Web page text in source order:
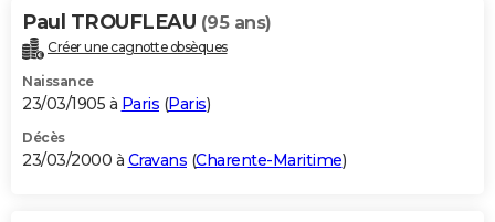
Paul TROUFLEAU (95 ans)
Créer une cagnotte obsèques
Naissance
23/03/1905 à Paris (Paris)
Décès
23/03/2000 à Cravans (Charente-Maritime)